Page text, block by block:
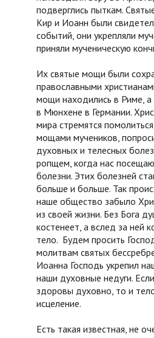
подверглись пыткам.
Кир и Иоанн были
событий, они укрепляли
приняли мученическую
Их святые мощи были
православными
мощи находились в Риме, а
в Мюнхене в Германии.
мира стремятся
мощами мучеников,
духовных и телесных
ропщем, когда нас
болезни. Этих болезней
больше и больше. Так
наше общество забыло
из своей жизни. Без Бога
костенеет, а вслед за ней
тело. Будем просить
молитвам святых
Иоанна Господь укрепил
наши духовные недуги.
здоровы духовно, то и
исцеление.
Есть такая известная, не